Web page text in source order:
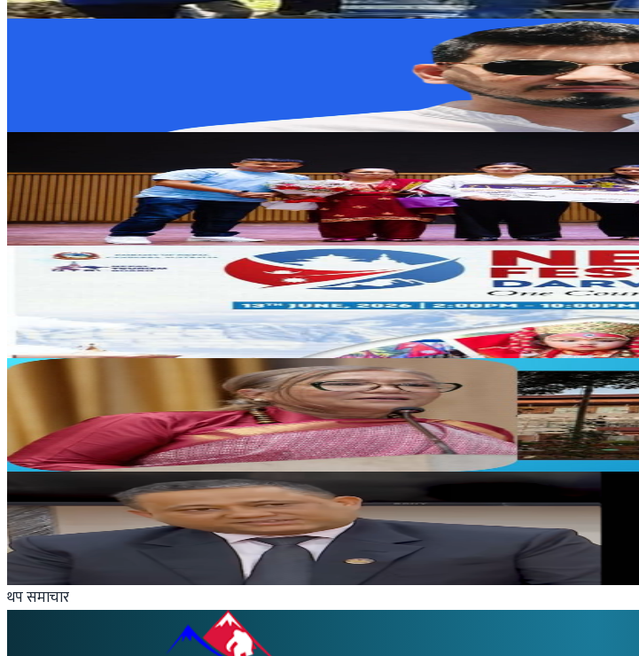
२०२६ जुन १६
टेकस्किल्सको आईटी छात्रवृत्तिबाट दुई नेपाली विद्यार्थीलाई रोजगारी
२०२६ जुन १२
Australia
२०२६ जुन ११
Nepal
बिदापछि पुनः इजलासमा सपना प्रधान मल्ल
२०२६ जुन ९
सीमा विवादको समाधान द्विपक्षीय वार्ताबाटै हुन्छ : परराष्ट्रमन्त्री खनाल
२०२६ जुन ८
थप समाचार